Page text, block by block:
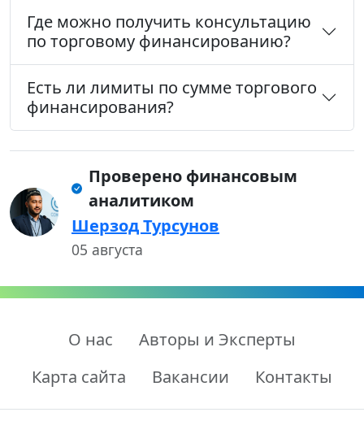
Где можно получить консультацию
по торговому финансированию?
Есть ли лимиты по сумме торгового
финансирования?
Проверено финансовым
аналитиком
Шерзод Турсунов
05 августа
О нас
Авторы и Эксперты
Карта сайта
Вакансии Контакты